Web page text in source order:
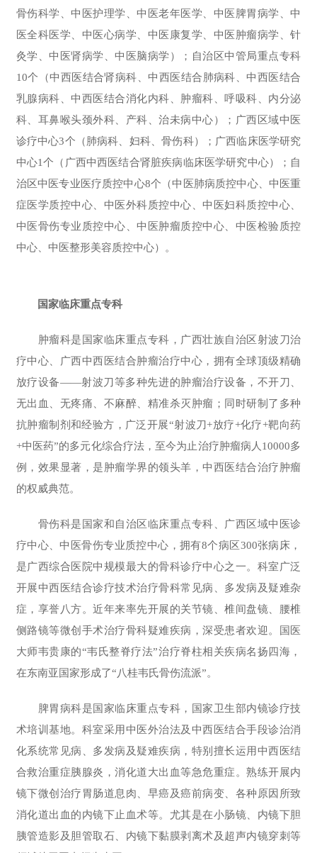
骨伤科学、中医护理学、中医老年医学、中医脾胃病学、中
医全科医学、中医心病学、中医康复学、中医肿瘤病学、针
灸学、中医肾病学、中医脑病学）
； 自治区中管局重点专科
10个（中西医结合肾病科、中西医结合 肺病科、中西医结合
乳腺病科、中西医结合消化内科、肿瘤科、呼吸科、内分泌
科、耳鼻喉头颈外科、产科、治未病中心） ； 广西区域中医
诊疗中心3个（肺病科、妇科、骨伤科）
；广西临床医学研究
中心1个（广西中西医结合肾脏疾病临床医学研究中心）
； 自
治区中医专业医疗质控中心8个（中医肺病质控中心、中医重
症医学质控中心、中医外科质控中心、中医妇科质控中心、
中医骨伤专业质控中心、中医肿瘤质控中心、中医检验质控
中心、 中医整形美容质控中心）。
国家临床重点专科
肿瘤科是国家临床重点专科，广西壮族自治区射波刀治
疗中心、广西中西医结合肿瘤治疗中心，拥有全球顶级精确
放疗设备——射波刀等多种先进的肿瘤治疗设备，不开刀、
无出血、无疼痛、不麻醉、精准杀灭肿瘤；同时研制了多种
抗肿瘤制剂和经验方，广泛开展“射波刀+放疗+化疗+靶向药
+中医药”的多元化综合疗法，至今为止治疗肿瘤病人10000多
例，效果显著，是肿瘤学界的领头羊，中西医结合治疗肿瘤
的权威典范。
骨伤科是国家和自治区临床重点专科、广西区域中医诊
疗中心、中医骨伤专业质控中心，拥有8个病区300张病床，
是广西综合医院中规模最大的骨科诊疗中心之一。科室广泛
开展中西医结合诊疗技术治疗骨科常见病、多发病及疑难杂
症，享誉八方。近年来率先开展的关节镜、椎间盘镜、腰椎
侧路镜等微创手术治疗骨科疑难疾病，深受患者欢迎。国医
大师韦贵康的“韦氏整脊疗法”治疗脊柱相关疾病名扬四海，
在东南亚国家形成了“八桂韦氏骨伤流派”。
脾胃病科是国家临床重点专科，国家卫生部内镜诊疗技
术培训基地。科室采用中医外治法及中西医结合手段诊治消
化系统常见病、多发病及疑难疾病，特别擅长运用中西医结
合救治重症胰腺炎，消化道大出血等急危重症。熟练开展内
镜下微创治疗胃肠道息肉、早癌及癌前病变、各种原因所致
消化道出血的内镜下止血术等。尤其是在小肠镜、内镜下胆
胰管造影及胆管取石、内镜下黏膜剥离术及超声内镜穿刺等